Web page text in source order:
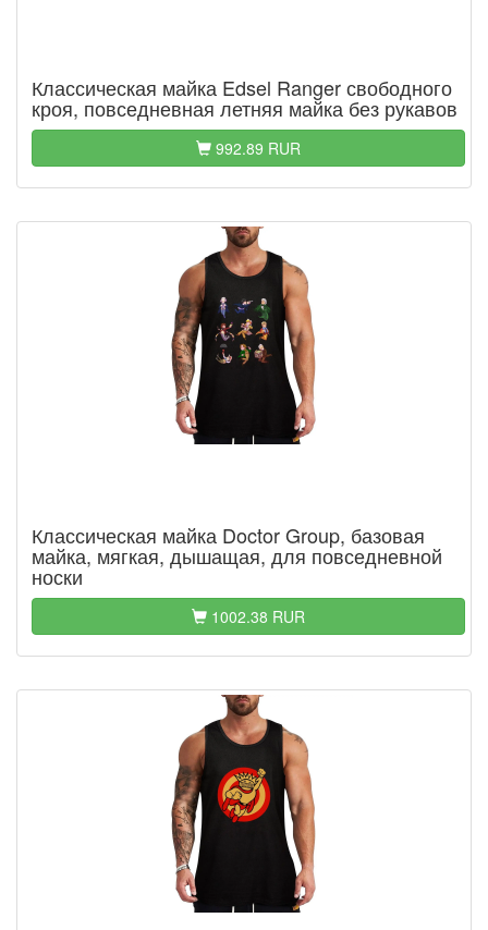
Классическая майка Edsel Ranger свободного
кроя, повседневная летняя майка без рукавов
992.89 RUR
Классическая майка Doctor Group, базовая
майка, мягкая, дышащая, для повседневной
носки
1002.38 RUR